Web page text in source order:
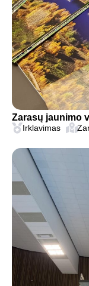
Zarasų jaunimo
Irklavimas